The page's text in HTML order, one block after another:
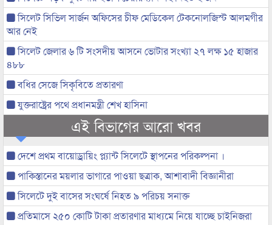
সিলেট সিভিল সার্জন অফিসের চীফ মেডিকেল টেকনোলজিস্ট আলমগীর
আর নেই
সিলেট জেলার ৬ টি সংসদীয় আসনে ভোটার সংখ্যা ২৭ লক্ষ ১৫ হাজার
৪৮৮
বধির সেজে সিকৃবিতে প্রতারণা
যুক্তরাষ্ট্রের পথে প্রধানমন্ত্রী শেখ হাসিনা
এই বিভাগের আরো খবর
দেশে প্রথম বায়োড্রায়িং প্ল্যান্ট সিলেটে স্থাপনের পরিকল্পনা ।
পাকিস্তানের ময়লার ভাগারে পাওয়া ছত্রাক, আশাবাদী বিজ্ঞানীরা
সিলেটে দুই বাসের সংঘর্ষে নিহত ৯ পরিচয় সনাক্ত
প্রতিমাসে ২৫০ কোটি টাকা প্রতারণার মাধ্যমে নিয়ে যাচ্ছে চাইনিজরা